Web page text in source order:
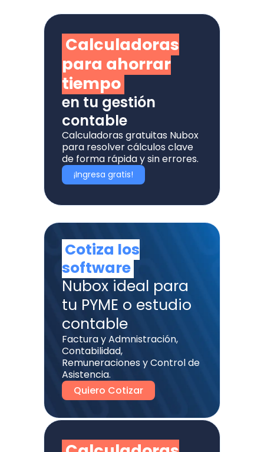
Calculadoras
para ahorrar
tiempo
en tu gestión
contable
Calculadoras gratuitas Nubox
para resolver cálculos clave
de forma rápida y sin errores.
¡Ingresa gratis!
Cotiza los
software
Nubox ideal para
tu PYME o estudio
contable
Factura y Admnistración,
Contabilidad,
Remuneraciones y Control de
Asistencia.
Quiero Cotizar